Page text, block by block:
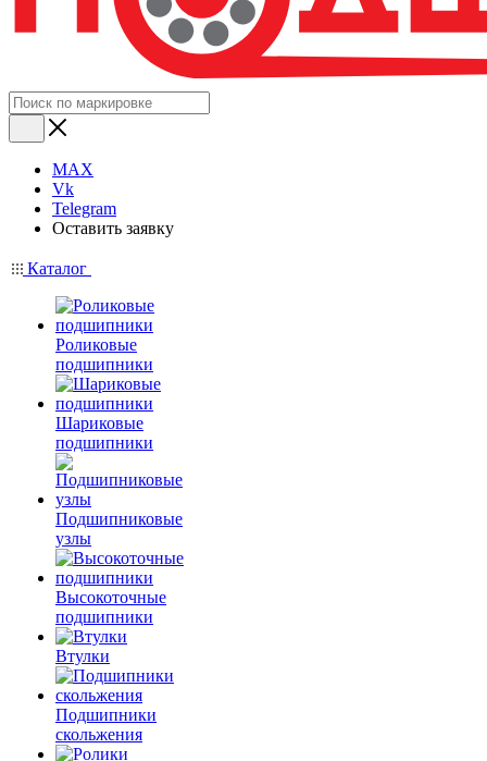
MAX
Vk
Telegram
Оставить заявку
Каталог
Роликовые
подшипники
Шариковые
подшипники
Подшипниковые
узлы
Высокоточные
подшипники
Втулки
Подшипники
скольжения